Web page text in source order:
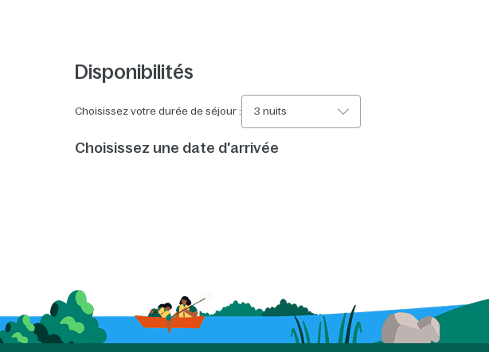
Disponibilités
Choisissez votre durée de séjour : 3 nuits
Choisissez une date d'arrivée